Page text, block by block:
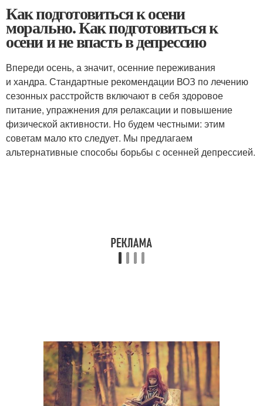
Как подготовиться к осени
морально. Как подготовиться к
осени и не впасть в депрессию
Впереди осень, а значит, осенние переживания
и хандра. Стандартные рекомендации ВОЗ по лечению
сезонных расстройств включают в себя здоровое
питание, упражнения для релаксации и повышение
физической активности. Но будем честными: этим
советам мало кто следует. Мы предлагаем
альтернативные способы борьбы с осенней депрессией.